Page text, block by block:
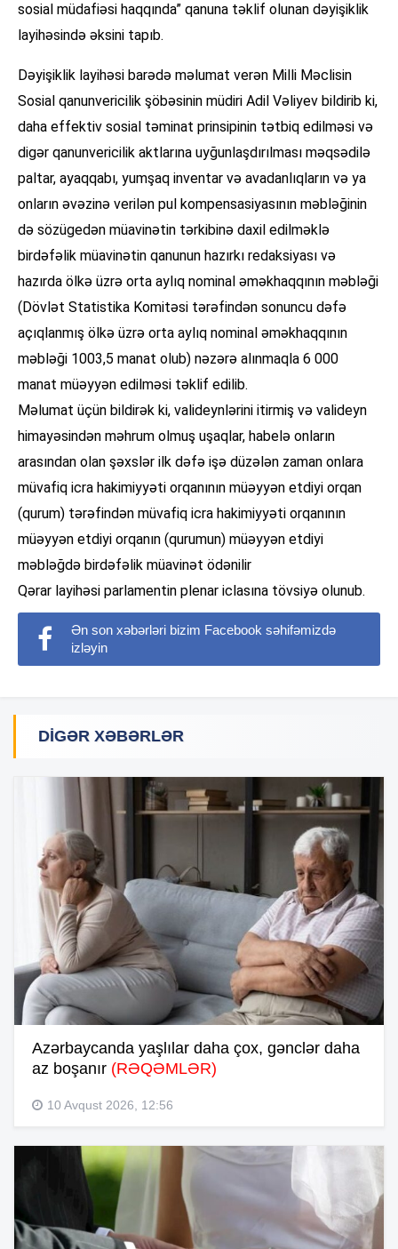
sosial müdafiəsi haqqında” qanuna təklif olunan dəyişiklik
layihəsində əksini tapıb.
Dəyişiklik layihəsi barədə məlumat verən Milli Məclisin
Sosial qanunvericilik şöbəsinin müdiri Adil Vəliyev bildirib ki,
daha effektiv sosial təminat prinsipinin tətbiq edilməsi və
digər qanunvericilik aktlarına uyğunlaşdırılması məqsədilə
paltar, ayaqqabı, yumşaq inventar və avadanlıqların və ya
onların əvəzinə verilən pul kompensasiyasının məbləğinin
də sözügedən müavinətin tərkibinə daxil edilməklə
birdəfəlik müavinətin qanunun hazırkı redaksiyası və
hazırda ölkə üzrə orta aylıq nominal əməkhaqqının məbləği
(Dövlət Statistika Komitəsi tərəfindən sonuncu dəfə
açıqlanmış ölkə üzrə orta aylıq nominal əməkhaqqının
məbləği 1003,5 manat olub) nəzərə alınmaqla 6 000
manat müəyyən edilməsi təklif edilib.
Məlumat üçün bildirək ki, valideynlərini itirmiş və valideyn
himayəsindən məhrum olmuş uşaqlar, habelə onların
arasından olan şəxslər ilk dəfə işə düzələn zaman onlara
müvafiq icra hakimiyyəti orqanının müəyyən etdiyi orqan
(qurum) tərəfindən müvafiq icra hakimiyyəti orqanının
müəyyən etdiyi orqanın (qurumun) müəyyən etdiyi
məbləğdə birdəfəlik müavinət ödənilir
Qərar layihəsi parlamentin plenar iclasına tövsiyə olunub.
Ən son xəbərləri bizim Facebook səhifəmizdə
izləyin
DIGƏR XƏBƏRLƏR
Azərbaycanda yaşlılar daha çox, gənclər daha
az boşanır (RƏQƏMLƏR)
10 Avqust 2026, 12:56